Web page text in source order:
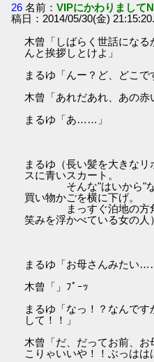
26 名前：VIPにかわりまして
稿日：2014/05/30(金)
木曾「しばらく世話にな
んと挨拶しとけよ」
まるゆ「んー？ど、どこで
木曾「あれだあれ、あの赤
まるゆ「あ……」
まるゆ（長い髪を大きな
スに青いスカート。
そんな"はいから"な格
買い物かごを横に下げ。
まっすぐ泊地の方角
笑みを浮かべている女の人）
まるゆ「お母さんみたい
木曾「」ﾌﾟｰｯ
まるゆ「なっ！？なんで
して！！」
木曾「だ、だってお前、お
こりゃいいや！！ぶっはは